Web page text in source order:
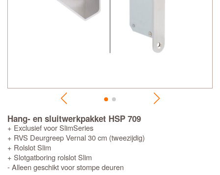
Hang- en sluitwerkpakket HSP 709
+ Exclusief voor SlimSeries
+ RVS Deurgreep Vernal 30 cm (tweezijdig)
+ Rolslot Slim
+ Slotgatboring rolslot Slim
- Alleen geschikt voor stompe deuren